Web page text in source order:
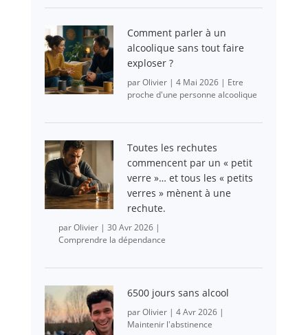
Comment parler à un
alcoolique sans tout faire
exploser ?
parOlivier| 4 Mai 2026| Etre
proche d'une personne alcoolique
Toutes les rechutes
commencent par un « petit
verre »… et tous les « petits
verres » mènent à une
rechute.
parOlivier| 30 Avr 2026|
Comprendre la dépendance
6500 jours sans alcool
parOlivier| 4 Avr 2026|
Maintenir l'abstinence